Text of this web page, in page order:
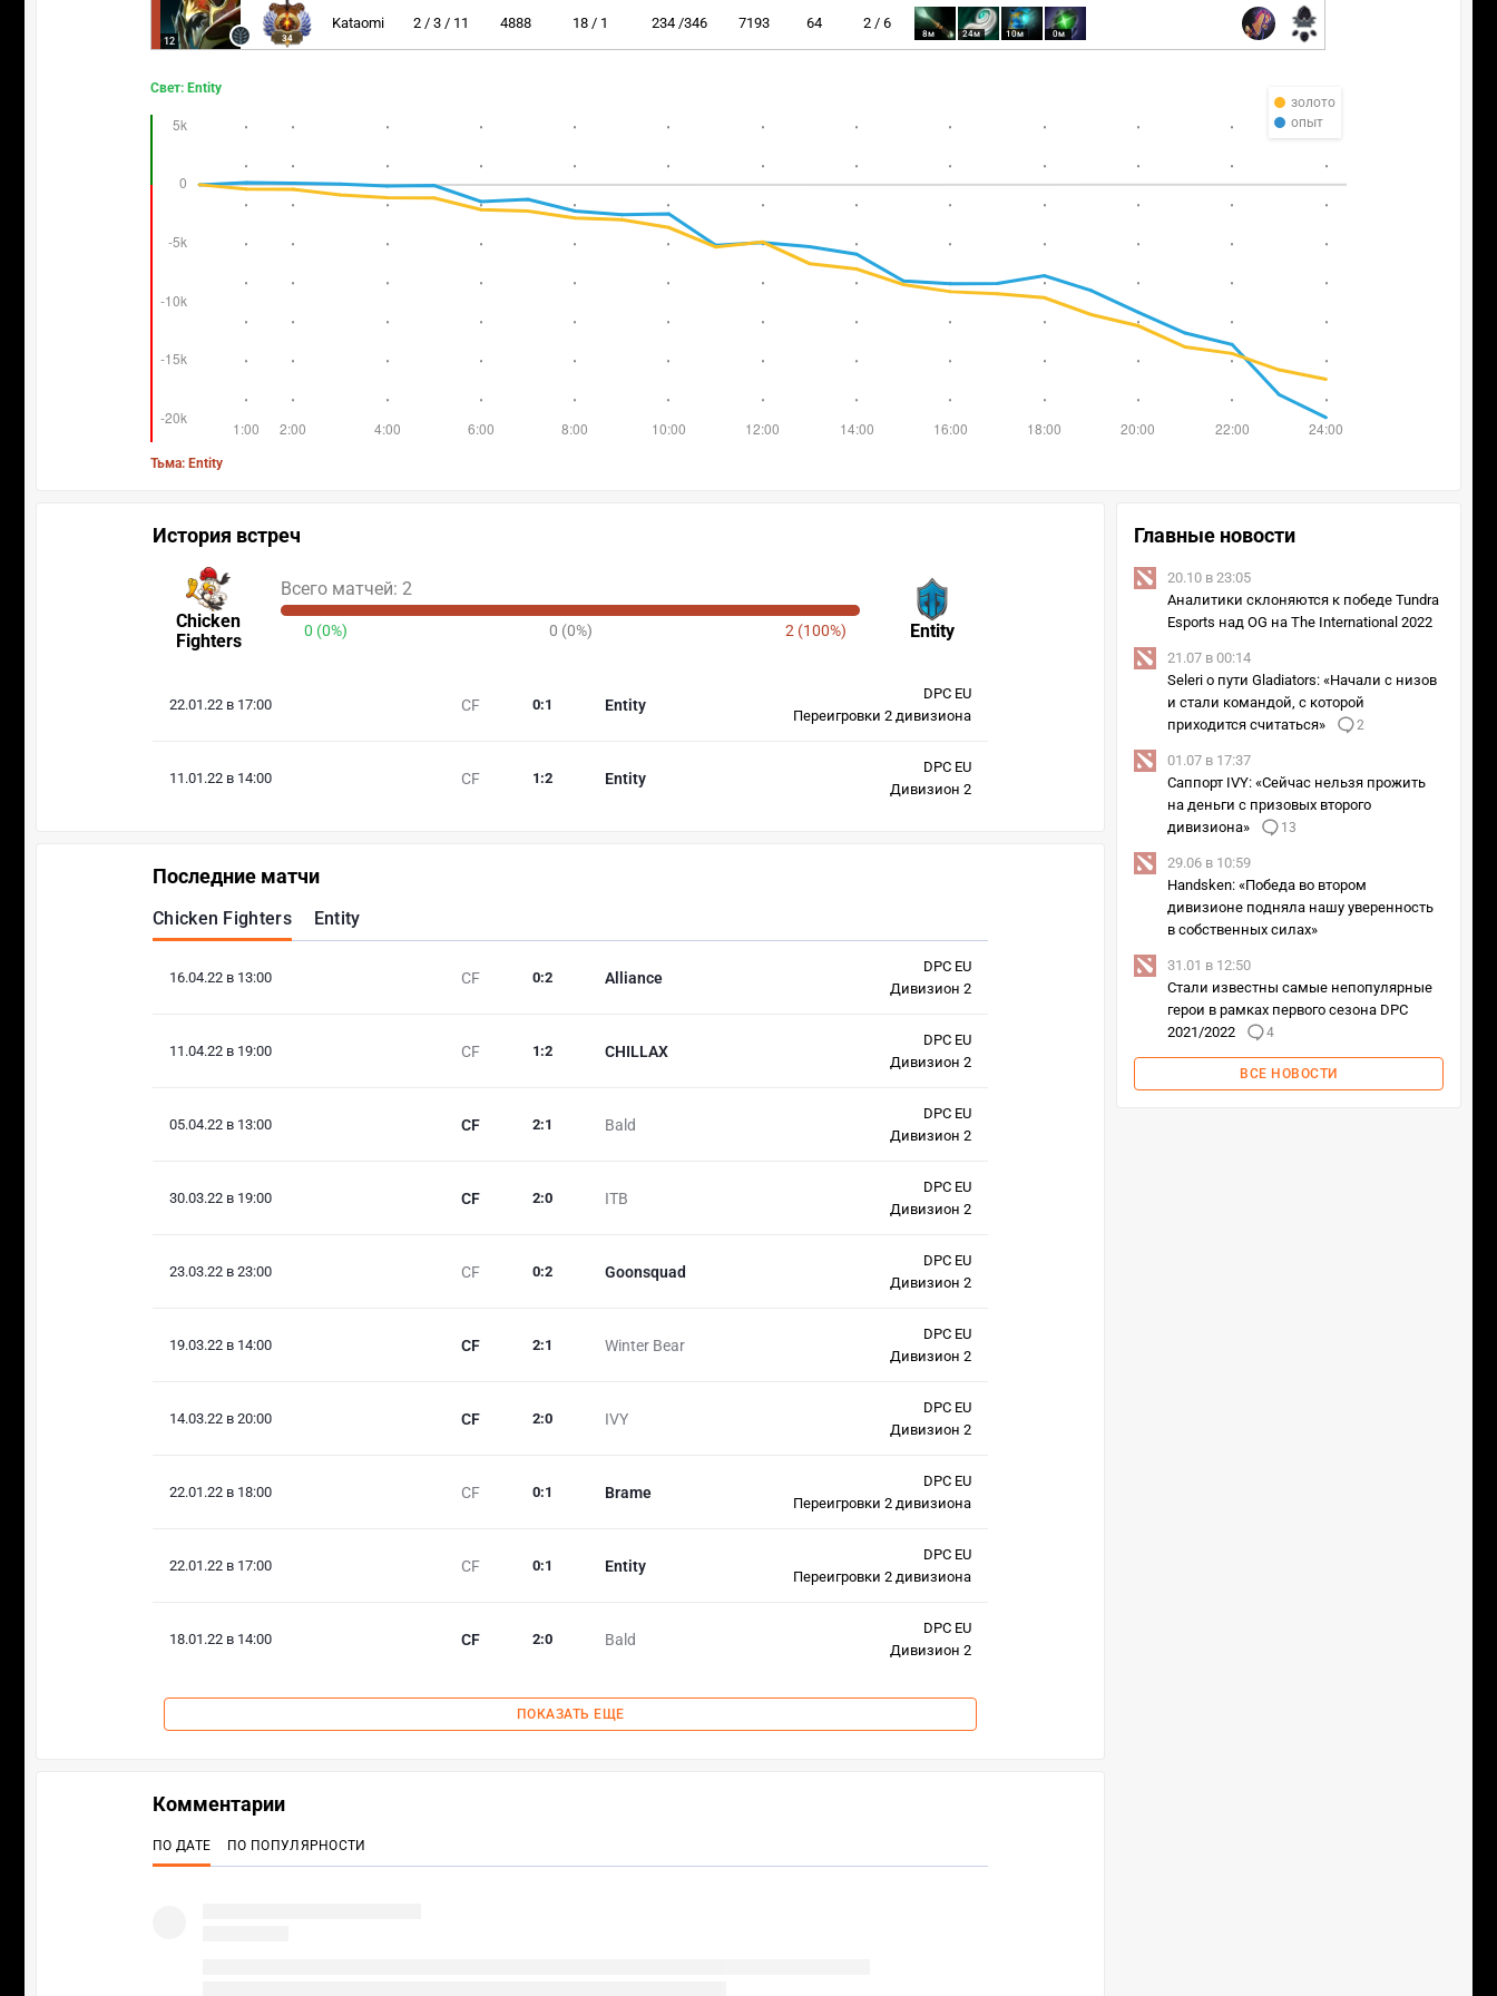
12 34
Kataomi 2 / 3 / 11 4888 18 / 1 234 /346 7193 64 2 / 6
8м 24м 10м 0м
золото
опыт
Свет: Entity
Тьма: Entity
История встреч
Chicken
Fighters
Entity
Всего матчей: 2
0 (0%) 0 (0%) 2 (100%)
22.01.22 в 17:00 CF Entity
0:1
DPC EU
Переигровки 2 дивизиона
11.01.22 в 14:00 CF Entity
1 :2
DPC EU
Дивизион 2
Последние матчи
Chicken Fighters Entity
16.04.22 в 13:00 CF Alliance
0:2
DPC EU
Дивизион 2
11.04.22 в 19:00 CF CHILLAX
1 :2
DPC EU
Дивизион 2
05.04.22 в 13:00 CF Bald
2:1
DPC EU
Дивизион 2
30.03.22 в 19:00 CF ITB
2:0
DPC EU
Дивизион 2
23.03.22 в 23:00 CF Goonsquad
0:2
DPC EU
Дивизион 2
19.03.22 в 14:00 CF Winter Bear
2:1
DPC EU
Дивизион 2
14.03.22 в 20:00 CF IVY
2:0
DPC EU
Дивизион 2
22.01.22 в 18:00 CF Brame
0:1
DPC EU
Переигровки 2 дивизиона
22.01.22 в 17:00 CF Entity
0:1
DPC EU
Переигровки 2 дивизиона
18.01.22 в 14:00 CF Bald
2:0
DPC EU
Дивизион 2
ПОКАЗАТЬ ЕЩЕ
Главные новости
20.10 в 23:05
Аналитики склоняются к победе Tundra
Esports над OG на The International 2022
21.07 в 00:14
Seleri о пути Gladiators: «Начали с низов
и стали командой, с которой
приходится считаться»
2
01.07 в 17:37
Саппорт IVY: «Сейчас нельзя прожить
на деньги с призовых второго
дивизиона»
13
29.06 в 10:59
Handsken: «Победа во втором
дивизионе подняла нашу уверенность
в собственных силах»
31.01 в 12:50
Стали известны самые непопулярные
герои в рамках первого сезона DPC
2021/2022
4
ВСЕ НОВОСТИ
Комментарии
ПО ДАТЕ ПО ПОПУЛЯРНОСТИ